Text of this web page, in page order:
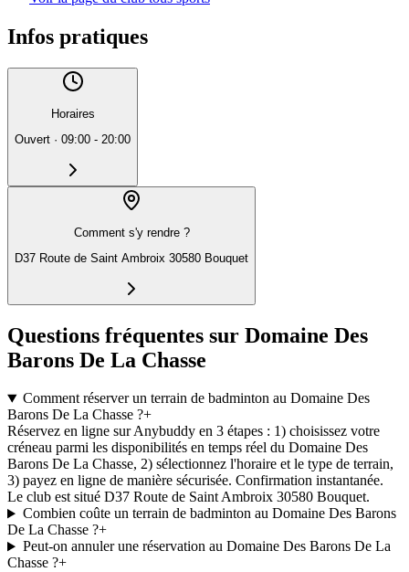
Infos pratiques
Horaires
Ouvert · 09:00 - 20:00
Comment s'y rendre ?
D37 Route de Saint Ambroix 30580 Bouquet
Questions fréquentes sur Domaine Des
Barons De La Chasse
Comment réserver un terrain de badminton au Domaine Des
Barons De La Chasse ?+
Réservez en ligne sur Anybuddy en 3 étapes : 1) choisissez votre
créneau parmi les disponibilités en temps réel du Domaine Des
Barons De La Chasse, 2) sélectionnez l'horaire et le type de terrain,
3) payez en ligne de manière sécurisée. Confirmation instantanée.
Le club est situé D37 Route de Saint Ambroix 30580 Bouquet.
Combien coûte un terrain de badminton au Domaine Des Barons
De La Chasse ?+
Peut-on annuler une réservation au Domaine Des Barons De La
Chasse ?+